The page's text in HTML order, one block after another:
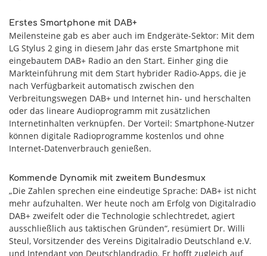
Erstes Smartphone mit DAB+
Meilensteine gab es aber auch im Endgeräte-Sektor: Mit dem
LG Stylus 2 ging in diesem Jahr das erste Smartphone mit
eingebautem DAB+ Radio an den Start. Einher ging die
Markteinführung mit dem Start hybrider Radio-Apps, die je
nach Verfügbarkeit automatisch zwischen den
Verbreitungswegen DAB+ und Internet hin- und herschalten
oder das lineare Audioprogramm mit zusätzlichen
Internetinhalten verknüpfen. Der Vorteil: Smartphone-Nutzer
können digitale Radioprogramme kostenlos und ohne
Internet-Datenverbrauch genießen.
Kommende Dynamik mit zweitem Bundesmux
„Die Zahlen sprechen eine eindeutige Sprache: DAB+ ist nicht
mehr aufzuhalten. Wer heute noch am Erfolg von Digitalradio
DAB+ zweifelt oder die Technologie schlechtredet, agiert
ausschließlich aus taktischen Gründen“, resümiert Dr. Willi
Steul, Vorsitzender des Vereins Digitalradio Deutschland e.V.
und Intendant von Deutschlandradio. Er hofft zugleich auf